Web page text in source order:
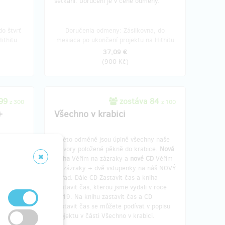
37,09 €
(900 Kč)
z 300
je
zostáva 84 z 100
Všechno v krabici
V této odměně jsou úplně všechny naše
výtvory položené pěkně do krabice. Nová
kniha Věřím na zázraky a nové CD Věřím
na zázraky + dvě vstupenky na náš NOVÝ
pořad. Dále CD Zastavit čas a kniha
Zastavit čas, kterou jsme vydali v roce
2019. Na knihu zastavit čas a CD
Zastavit čas se můžete podívat v popisu
projektu v části Všechno v krabici.